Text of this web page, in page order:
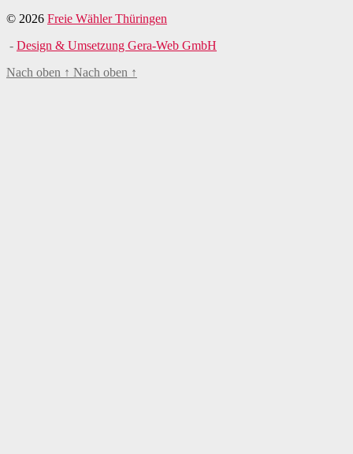
© 2026 Freie Wähler Thüringen
- Design & Umsetzung Gera-Web GmbH
Nach oben ↑ Nach oben ↑